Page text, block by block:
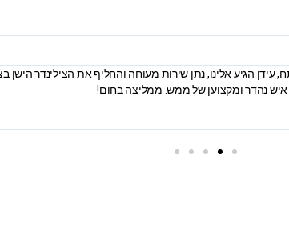
הגיע אלינו, נתן שירות מעוחה והחליף את הצילינדר הישן
איש נהדר ומקצוען של ממש. ממליצה בחום!